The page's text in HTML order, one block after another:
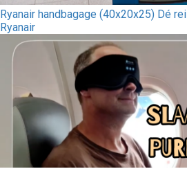
Ryanair handbagage (40x20x25) Dé
Ryanair